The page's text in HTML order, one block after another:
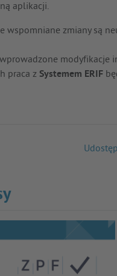
aplikacji.
wspomniane zmiany są
praca z Systemem ERIF